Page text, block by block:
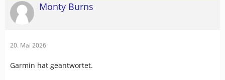
Monty Burns
20. Mai 2026
Garmin hat geantwortet.